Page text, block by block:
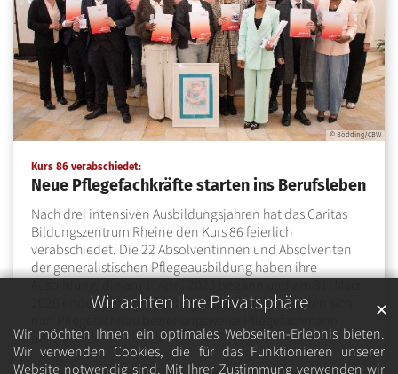
Wir achten Ihre Privatsphäre
Wir möchten Ihnen ein optimales Webseiten-Erlebnis bieten.
Wir verwenden Cookies, die für das Funktionieren unserer
Website notwendig sind. Mit Ihrer Zustimmung verwenden wir
✕
© Bödding/CBW
Kurs 86 verabschiedet::
Neue Pflegefachkräfte starten ins Berufsleben
Nach drei intensiven Ausbildungsjahren hat das Caritas
Bildungszentrum Rheine den Kurs 86 feierlich
verabschiedet. Die 22 Absolventinnen und Absolventen
der generalistischen Pflegeausbildung haben ihre
Ausbildung, die am 1. April 2023 begann und am 31. März
2026 endete, erfolgreich abgeschlossen und dürfen sich
nennen.